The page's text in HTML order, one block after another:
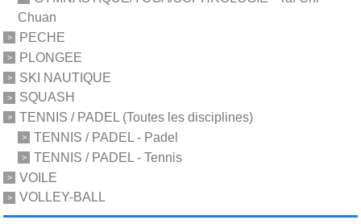
Chuan
PECHE
PLONGEE
SKI NAUTIQUE
SQUASH
TENNIS / PADEL (Toutes les disciplines)
TENNIS / PADEL - Padel
TENNIS / PADEL - Tennis
VOILE
VOLLEY-BALL